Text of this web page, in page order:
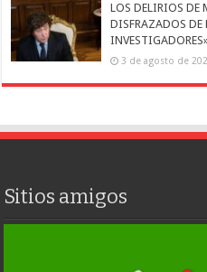
LOS DELIRIOS DE
DISFRAZADOS DE
3 de agosto de
Sitios amigos